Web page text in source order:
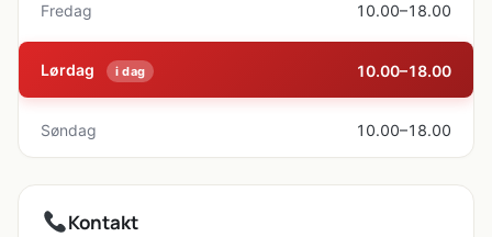
Fredag 10.00–18.00
Lørdag i dag 10.00–18.00
Søndag 10.00–18.00
Kontakt